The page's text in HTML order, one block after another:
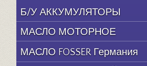
Б/У АККУМУЛЯТОРЫ
МАСЛО МОТОРНОЕ
МАСЛО FOSSER Германия